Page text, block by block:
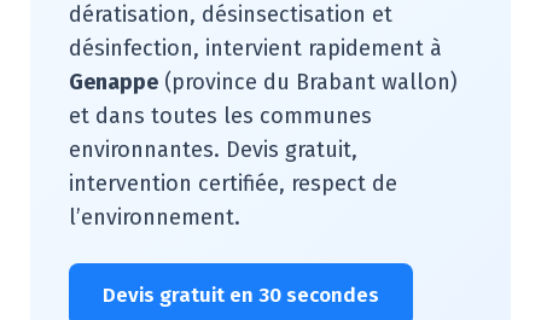
dératisation, désinsectisation et
désinfection, intervient rapidement à
Genappe (province du Brabant wallon)
et dans toutes les communes
environnantes. Devis gratuit,
intervention certifiée, respect de
l’environnement.
Devis gratuit en 30 secondes